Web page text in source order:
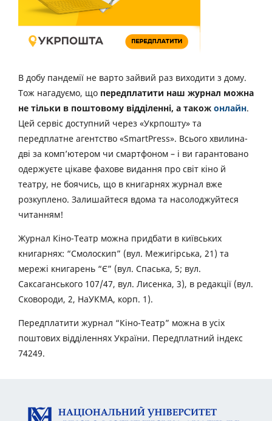
В добу пандемії не варто зайвий раз виходити з дому.
Тож нагадуємо, що передплатити наш журнал можна
не тільки в поштовому відділенні, а також онлайн.
Цей сервіс доступний через «Укрпошту» та
передплатне агентство «SmartPress». Всього хвилина-
дві за комп’ютером чи смартфоном – і ви гарантовано
одержуєте цікаве фахове видання про світ кіно й
театру, не боячись, що в книгарнях журнал вже
розкуплено. Залишайтеся вдома та насолоджуйтеся
читанням!
Журнал Кіно-Театр можна придбати в київських
книгарнях: “Смолоскип” (вул. Межигірська, 21) та
мережі книгарень “Є” (вул. Спаська, 5; вул.
Саксаганського 107/47, вул. Лисенка, 3), в редакції (вул.
Сковороди, 2, НаУКМА, корп. 1).
Передплатити журнал “Кіно-Театр” можна в усіх
поштових відділеннях України. Передплатний індекс
74249.